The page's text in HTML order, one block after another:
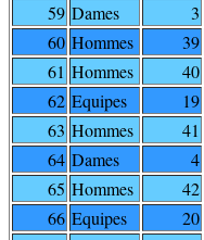
59 Dames 3
60 Hommes 39
61 Hommes 40
62 Equipes 19
63 Hommes 41
64 Dames 4
65 Hommes 42
66 Equipes 20